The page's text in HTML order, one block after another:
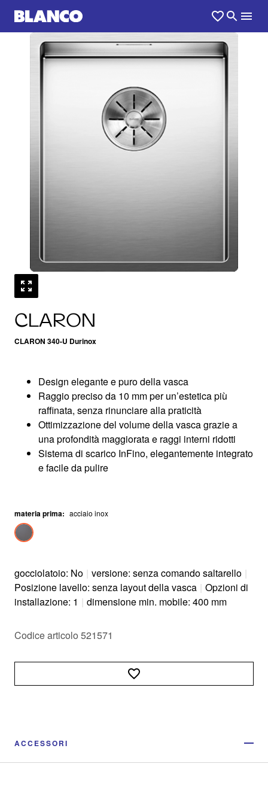
CLARON
CLARON 340-U Durinox
1 /0
Design elegante e puro della vasca
Raggio preciso da 10 mm per un’estetica più
raffinata, senza rinunciare alla praticità
Ottimizzazione del volume della vasca grazie a
una profondità maggiorata e raggi interni ridotti
Sistema di scarico InFino, elegantemente integrato
e facile da pulire
materia prima: acciaio inox
gocciolatoio: No | versione: senza comando saltarello |
Posizione lavello: senza layout della vasca | Opzioni di
installazione: 1 | dimensione min. mobile: 400 mm
Codice articolo 521571
ACCESSORI